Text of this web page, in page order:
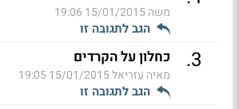
משה15/01/2015 19:06
הגב לתגובה זו
3
. כחלון על הקרדים
מאיה עזריאל15/01/2015 19:05
הגב לתגובה זו